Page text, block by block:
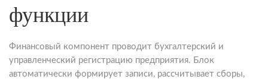
функции
Финансовый компонент проводит бухгалтерский и
управленческий регистрацию предприятия. Блок
автоматически формирует записи, рассчитывает сборы,